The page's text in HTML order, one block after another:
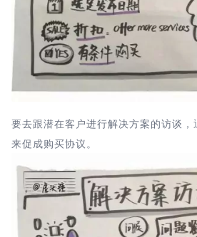
要去跟潜在客户进行解决方案的访谈
来促成购买协议。